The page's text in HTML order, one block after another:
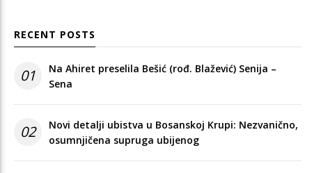
RECENT POSTS
01
Na Ahiret preselila Bešić (rođ. Blažević) Senija –
Sena
02
Novi detalji ubistva u Bosanskoj Krupi: Nezvanično,
osumnjičena supruga ubijenog